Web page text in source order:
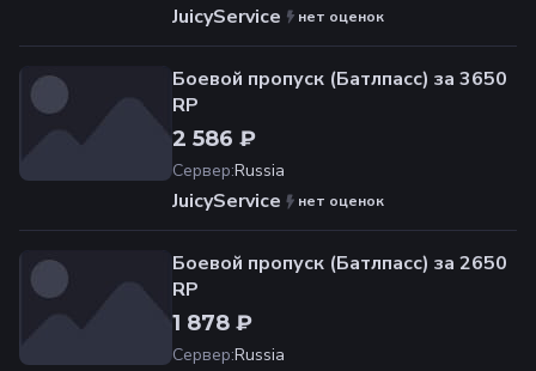
JuicyService нет оценок
Боевой пропуск (Батлпасс) за 3650
RP
2 586 ₽
Сервер:Russia
JuicyService нет оценок
Боевой пропуск (Батлпасс) за 2650
RP
1 878 ₽
Сервер:Russia